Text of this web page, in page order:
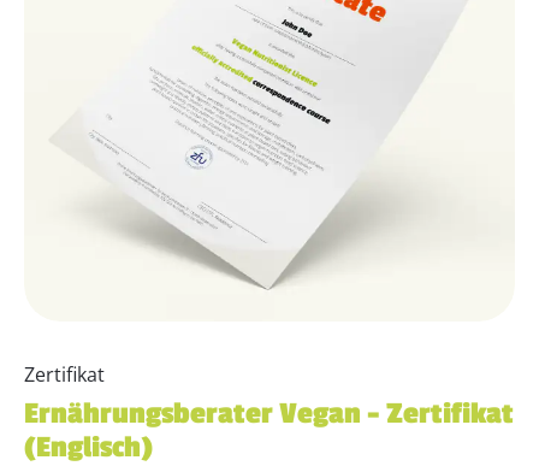
Zertifikat
Ernährungsberater Vegan – Zertifikat
(Englisch)